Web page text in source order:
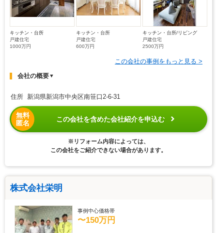
キッチン・台所
戸建住宅
1000万円
キッチン・台所
戸建住宅
600万円
キッチン・台所/リビング
戸建住宅
2500万円
この会社の事例をもっと見る >
会社の概要▼
住所 新潟県新潟市中央区南笹口2-6-31
無料
匿名
この会社を含めた会社紹介を申込む
※リフォーム内容によっては、
この会社をご紹介できない場合があります。
株式会社栄明
事例中心価格帯
〜150万円